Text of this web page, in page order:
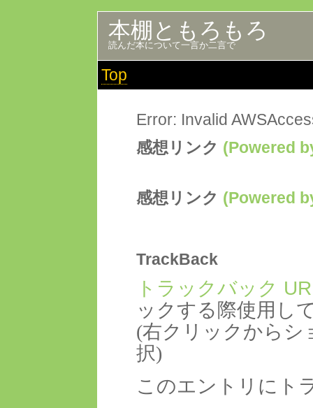
本棚ともろもろ
読んだ本について一言か二言で
Top
Error: Invalid
感想リンク (Powered
感想リンク (Powered
TrackBack
トラックバック
ックする際使用し
(右クリックからシ
択)
このエントリにト